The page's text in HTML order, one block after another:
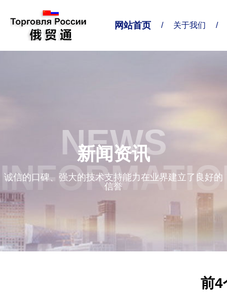
网站首页 / 关于我们 /
精准服务
企业形象
给我留言
NEWS
新闻资讯
诚信的口碑、强大的技术支持能力在业界建立了良好的
信誉
前4